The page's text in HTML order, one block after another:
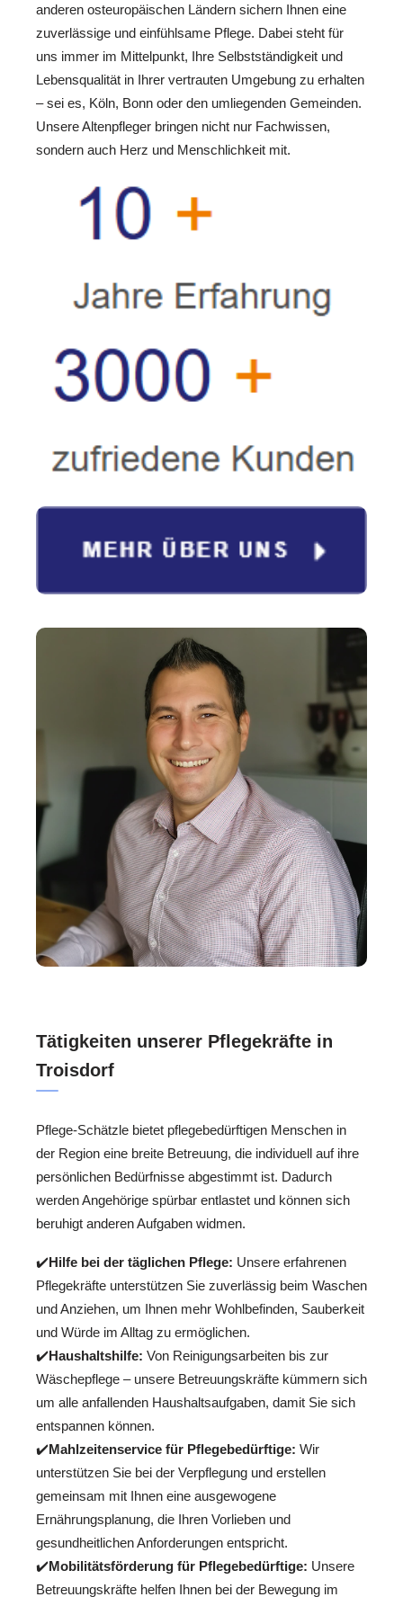
anderen osteuropäischen Ländern sichern Ihnen eine
zuverlässige und einfühlsame Pflege. Dabei steht für
uns immer im Mittelpunkt, Ihre Selbstständigkeit und
Lebensqualität in Ihrer vertrauten Umgebung zu erhalten
– sei es, Köln, Bonn oder den umliegenden Gemeinden.
Unsere Altenpfleger bringen nicht nur Fachwissen,
sondern auch Herz und Menschlichkeit mit.
Tätigkeiten unserer Pflegekräfte in
Troisdorf
Pflege-Schätzle bietet pflegebedürftigen Menschen in
der Region eine breite Betreuung, die individuell auf ihre
persönlichen Bedürfnisse abgestimmt ist. Dadurch
werden Angehörige spürbar entlastet und können sich
beruhigt anderen Aufgaben widmen.
✔️Hilfe bei der täglichen Pflege: Unsere erfahrenen
Pflegekräfte unterstützen Sie zuverlässig beim Waschen
und Anziehen, um Ihnen mehr Wohlbefinden, Sauberkeit
und Würde im Alltag zu ermöglichen.
✔️Haushaltshilfe: Von Reinigungsarbeiten bis zur
Wäschepflege – unsere Betreuungskräfte kümmern sich
um alle anfallenden Haushaltsaufgaben, damit Sie sich
entspannen können.
✔️Mahlzeitenservice für Pflegebedürftige: Wir
unterstützen Sie bei der Verpflegung und erstellen
gemeinsam mit Ihnen eine ausgewogene
Ernährungsplanung, die Ihren Vorlieben und
gesundheitlichen Anforderungen entspricht.
✔️Mobilitätsförderung für Pflegebedürftige: Unsere
Betreuungskräfte helfen Ihnen bei der Bewegung im